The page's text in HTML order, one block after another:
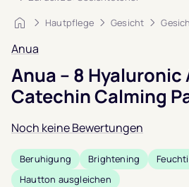
Startseite
Hautpflege Gesicht
Anua
Anua – 8 Hyaluronic
Catechin Calming
Noch keine Bewertungen
Beruhigung Brightening
Hautton ausgleichen